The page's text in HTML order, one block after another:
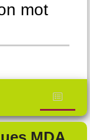
mot